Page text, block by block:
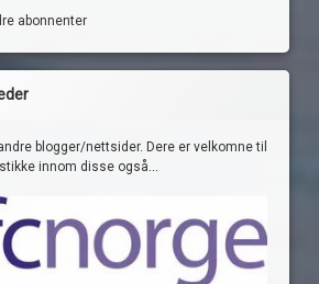
abonnenter
blogger/nettsider. Dere er velkomne til
innom disse også...